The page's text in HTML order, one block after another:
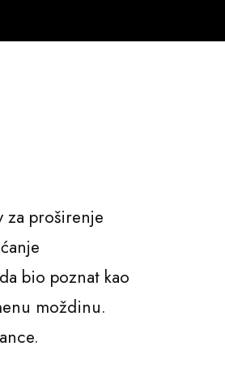
za proširenje
bio poznat kao
moždinu.